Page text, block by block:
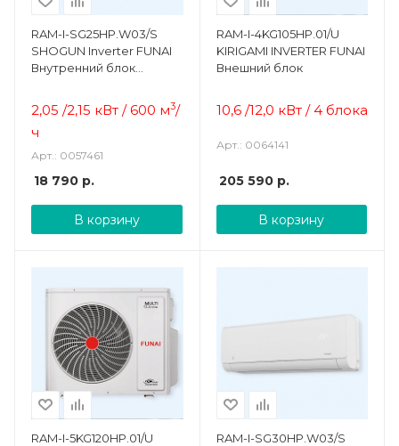
RAM-I-SG25HP.W03/S
SHOGUN Inverter FUNAI
Внутренний блок
2,05 /2,15 кВт / 600 м3/
ч
Арт.: 0057461
18 790 р.
В корзину
RAM-I-4KG105HP.01/U
KIRIGAMI INVERTER FUNAI
Внешний блок
10,6 /12,0 кВт / 4 блока
Арт.: 0064141
205 590р.
В корзину
RAM-I-5KG120HP.01/U
RAM-I-SG30HP.W03/S